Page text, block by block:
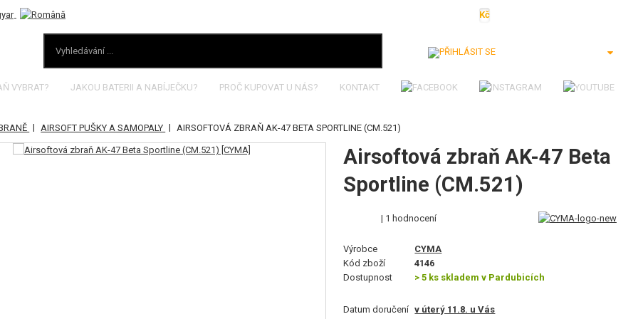
Kč
VYBRAT? JAKOU BATERII A NABÍJEČKU? PROČ KUPOVAT U NÁS? KONTAKT
| AIRSOFT PUŠKY A SAMOPALY | AIRSOFTOVÁ ZBRAŇ AK-47 BETA SPORTLINE (CM.521)
Airsoftová zbraň AK-47 Beta
Sportline (CM.521)
| 1 hodnocení
Výrobce
CYMA
Kód zboží
4146
Dostupnost
> 5 ks skladem v Pardubicích
Datum doručení v úterý 11.8. u Vás